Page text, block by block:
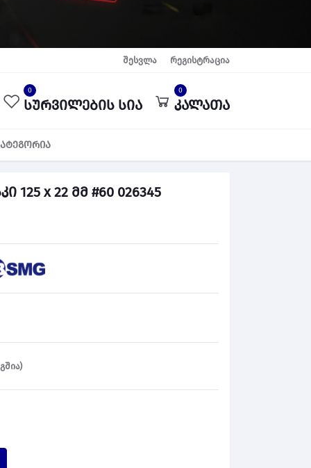
შესვლა რეგისტრაცია
0
სურვილების სია
0
კალათა
x 22 მმ #60 026345